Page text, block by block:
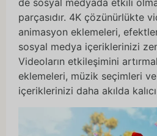
de sosyal medyada etkili
parçasıdır. 4K çözünürlükte
animasyon eklemeleri,
sosyal medya içeriklerinizi
Videoların etkileşimini
eklemeleri, müzik seçimleri
içeriklerinizi daha akılda